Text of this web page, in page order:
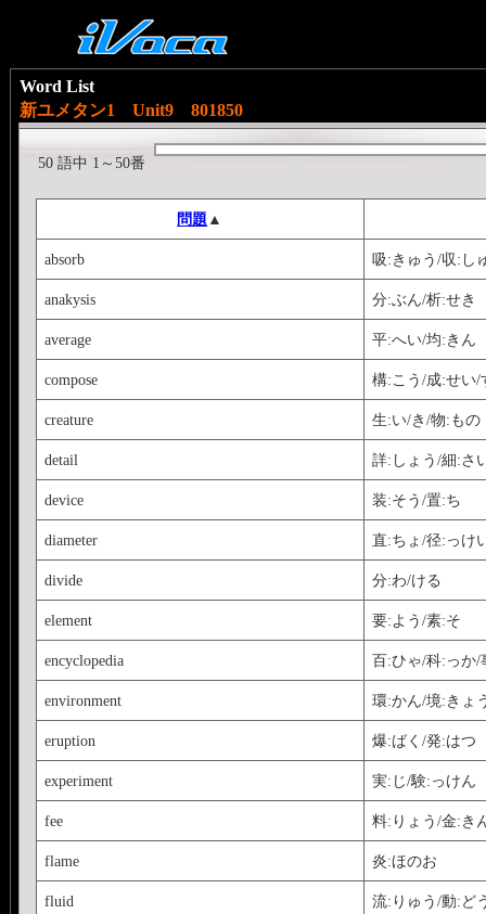
Word List
新ユメタン1 Unit9 801850
50 語中 1～50番
問題 ▲
absorb 吸:きゅう/収:し
anakysis 分:ぶん/析:せき
average 平:へい/均:きん
compose 構:こう/成:せい/
creature 生:い/き/物:もの
detail 詳:しょう/細:さ
device 装:そう/置:ち
diameter 直:ちょ/径:っけ
divide 分:わ/ける
element 要:よう/素:そ
encyclopedia 百:ひゃ/科:っか/
environment 環:かん/境:きょ
eruption 爆:ばく/発:はつ
experiment 実:じ/験:っけん
fee 料:りょう/金:き
flame 炎:ほのお
fluid 流:りゅう/動:ど